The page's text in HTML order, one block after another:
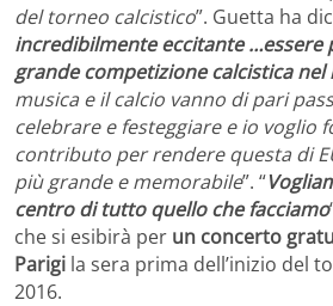
del torneo calcistico”. Guetta ha
incredibilmente eccitante …essere
grande competizione calcistica nel
musica e il calcio vanno di pari
celebrare e festeggiare e io voglio
contributo per rendere questa di
più grande e memorabile”. “
centro di tutto quello che facciamo
che si esibirà per un concerto
Parigi la sera prima dell’inizio del
2016.